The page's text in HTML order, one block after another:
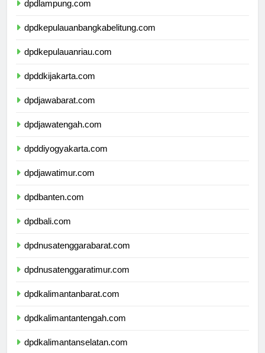
dpdlampung.com
dpdkepulauanbangkabelitung.com
dpdkepulauanriau.com
dpddkijakarta.com
dpdjawabarat.com
dpdjawatengah.com
dpddiyogyakarta.com
dpdjawatimur.com
dpdbanten.com
dpdbali.com
dpdnusatenggarabarat.com
dpdnusatenggaratimur.com
dpdkalimantanbarat.com
dpdkalimantantengah.com
dpdkalimantanselatan.com